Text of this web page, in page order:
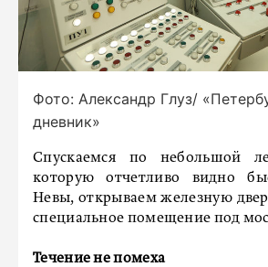
Фото: Александр Глуз/
дневник»
Спускаемся по небольшой
которую отчетливо видно
Невы, открываем железную
специальное помещение под
Течение не помеха